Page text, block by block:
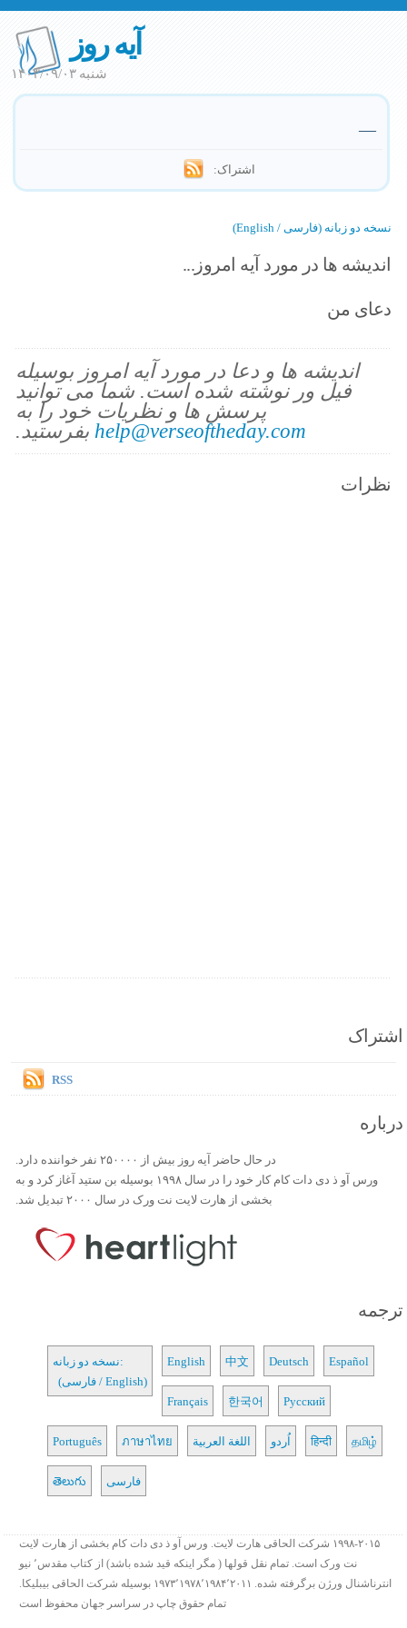
آیه روز
شنبه ۱۴۰۳/۰۹/۰۳
—
اشتراک:
نسخه دو زبانه (فارسی / English)
اندیشه ها در مورد آیه امروز...
دعای من
اندیشه ها و دعا در مورد آیه امروز بوسیله
فیل ور نوشته شده است. شما می توانید
پرسش ها و نظریات خود را به
help@verseoftheday.com بفرستید.
نظرات
اشتراک
RSS
درباره
در حال حاضر آیه روز بیش از ۲۵۰۰۰۰ نفر خواننده دارد.
ورس آو ذ دی دات کام کار خود را در سال ۱۹۹۸ بوسیله بن ستید آغاز کرد و به
بخشی از هارت لایت نت ورک در سال ۲۰۰۰ تبدیل شد.
ترجمه
نسخه دو زبانه:
(فارسی / English)
English 中文 Deutsch Español
Français 한국어 Русский
Português ภาษาไทย اللغة العربية اُردو हिन्दी தமிழ்
తెలుగు فارسی
۱۹۹۸-۲۰۱۵ شرکت الحاقی هارت لایت. ورس آو ذ دی دات کام بخشی از هارت لایت
نت ورک است. تمام نقل قولها ( مگر اینکه قید شده باشد) از کتاب مقدس٬ نیو
انترناشنال ورژن برگرفته شده. ۱۹۷۳٬۱۹۷۸٬۱۹۸۴٬۲۰۱۱ بوسیله شرکت الحاقی بیبلیکا.
تمام حقوق چاپ در سراسر جهان محفوظ است